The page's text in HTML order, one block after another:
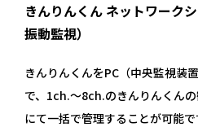
きんりんくん ネットワーク
振動監視）
きんりんくんをPC（中央監視装
で、1ch.～8ch.のきんりんくん
にて一括で管理することが可能で